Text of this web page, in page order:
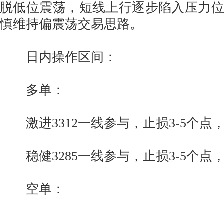
脱低位震荡，短线上行逐步陷入压力
慎维持偏震荡交易思路。
日内操作区间：
多单：
激进3312一线参与，止损3-5个点，
稳健3285一线参与，止损3-5个点，
空单：